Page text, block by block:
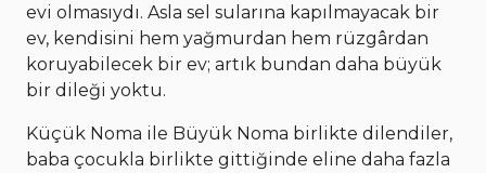
evi olmasıydı. Asla sel sularına kapılmayacak bir
ev, kendisini hem yağmurdan hem rüzgârdan
koruyabilecek bir ev; artık bundan daha büyük
bir dileği yoktu.
Küçük Noma ile Büyük Noma birlikte dilendiler,
baba çocukla birlikte gittiğinde eline daha fazla